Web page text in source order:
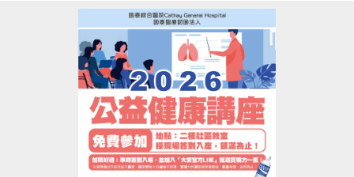
造成不便 敬請見諒